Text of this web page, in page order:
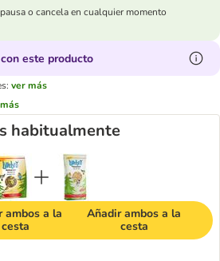
o cancela en cualquier momento
este producto
ver más
habitualmente
ambos a la
cesta
Añadir ambos a la
cesta